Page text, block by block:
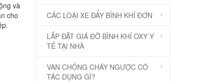
và
cho
CÁC LOẠI XE ĐẨY BÌNH KHÍ ĐƠN
LẮP ĐẶT GIÁ ĐỠ BÌNH KHÍ OXY Y
TẾ TẠI NHÀ
VAN CHỐNG CHÁY NGƯỢC CÓ
TÁC DỤNG GÌ?